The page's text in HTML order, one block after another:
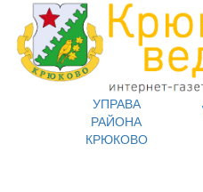
УПРАВА
РАЙОНА
КРЮКОВО